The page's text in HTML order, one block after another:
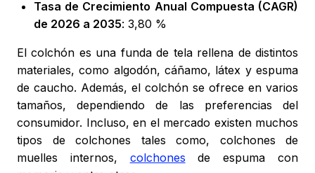
Tasa de Crecimiento Anual Compuesta (CAGR)
de 2026 a 2035: 3,80 %
El colchón es una funda de tela rellena de distintos
materiales, como algodón, cáñamo, látex y espuma
de caucho. Además, el colchón se ofrece en varios
tamaños, dependiendo de las preferencias del
consumidor. Incluso, en el mercado existen muchos
tipos de colchones tales como, colchones de
muelles internos, colchones de espuma con